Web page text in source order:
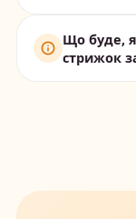
мережі.
Що буде,
стрижок